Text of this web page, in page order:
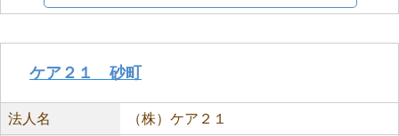
ケア２１ 砂町
法人名 （株）ケア２１